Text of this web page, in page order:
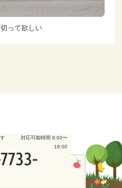
って欲しい
対応可能時間 8:00〜
18:00